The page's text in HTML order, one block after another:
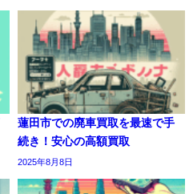
蓮田市での廃車買取を最速で手
続き！安心の高額買取
2025年8月8日